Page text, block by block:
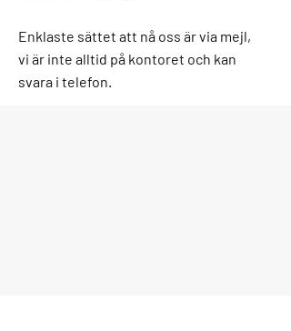
Enklaste sättet att nå oss är via mejl,
vi är inte alltid på kontoret och kan
svara i telefon.